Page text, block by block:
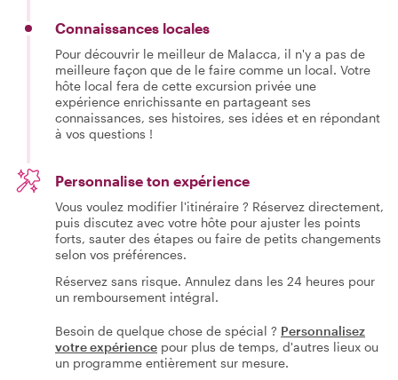
Connaissances locales
Pour découvrir le meilleur de Malacca, il n'y a pas de
meilleure façon que de le faire comme un local. Votre
hôte local fera de cette excursion privée une
expérience enrichissante en partageant ses
connaissances, ses histoires, ses idées et en répondant
à vos questions !
Personnalise ton expérience
Vous voulez modifier l'itinéraire ? Réservez directement,
puis discutez avec votre hôte pour ajuster les points
forts, sauter des étapes ou faire de petits changements
selon vos préférences.
Réservez sans risque. Annulez dans les 24 heures pour
un remboursement intégral.
Besoin de quelque chose de spécial ? Personnalisez
votre expérience pour plus de temps, d'autres lieux ou
un programme entièrement sur mesure.